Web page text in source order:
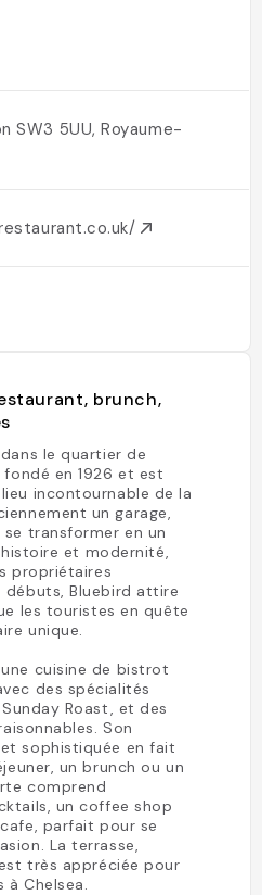
SW3 5UU, Royaume-
brunch,
le quartier de
fondé en 1926 et est
incontournable de la
un garage,
transformer en un
et modernité,
propriétaires
débuts, Bluebird attire
les touristes en quête
unique.
cuisine de bistrot
des spécialités
Roast, et des
Son
sophistiquée en fait
un brunch ou un
comprend
un coffee shop
parfait pour se
La terrasse,
très appréciée pour
Chelsea.